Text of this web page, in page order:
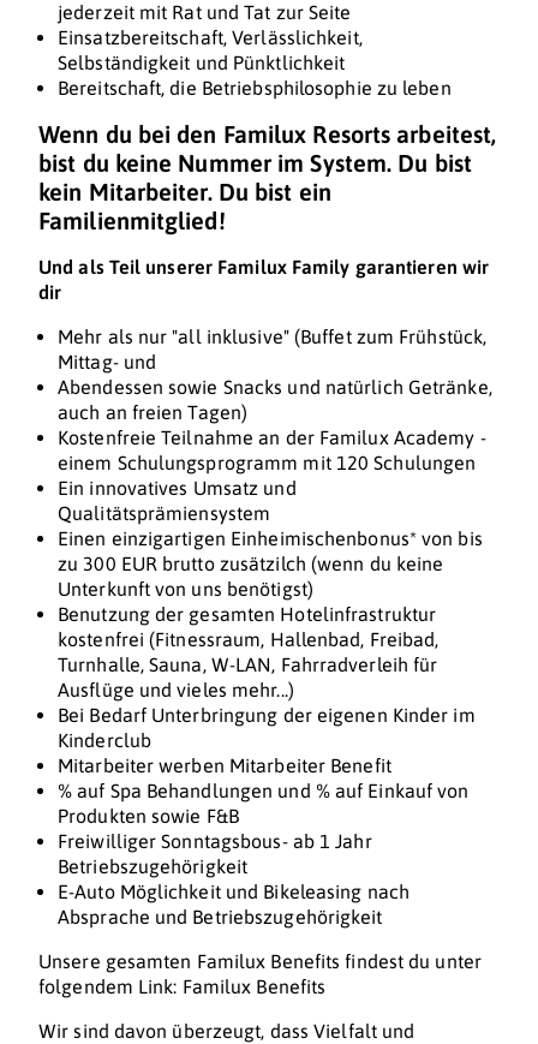
jederzeit mit Rat und Tat zur Seite
Einsatzbereitschaft, Verlässlichkeit,
Selbständigkeit und Pünktlichkeit
Bereitschaft, die Betriebsphilosophie zu leben
Wenn du bei den Familux Resorts arbeitest,
bist du keine Nummer im System. Du bist
kein Mitarbeiter. Du bist ein
Familienmitglied!
Und als Teil unserer Familux Family garantieren wir
dir
Mehr als nur "all inklusive" (Buffet zum Frühstück,
Mittag- und
Abendessen sowie Snacks und natürlich Getränke,
auch an freien Tagen)
Kostenfreie Teilnahme an der Familux Academy -
einem Schulungsprogramm mit 120 Schulungen
Ein innovatives Umsatz und
Qualitätsprämiensystem
Einen einzigartigen Einheimischenbonus* von bis
zu 300 EUR brutto zusätzilch (wenn du keine
Unterkunft von uns benötigst)
Benutzung der gesamten Hotelinfrastruktur
kostenfrei (Fitnessraum, Hallenbad, Freibad,
Turnhalle, Sauna, W-LAN, Fahrradverleih für
Ausflüge und vieles mehr...)
Bei Bedarf Unterbringung der eigenen Kinder im
Kinderclub
Mitarbeiter werben Mitarbeiter Benefit
% auf Spa Behandlungen und % auf Einkauf von
Produkten sowie F&B
Freiwilliger Sonntagsbous- ab 1 Jahr
Betriebszugehörigkeit
E-Auto Möglichkeit und Bikeleasing nach
Absprache und Betriebszugehörigkeit
Unsere gesamten Familux Benefits findest du unter
folgendem Link: Familux Benefits
Wir sind davon überzeugt, dass Vielfalt und